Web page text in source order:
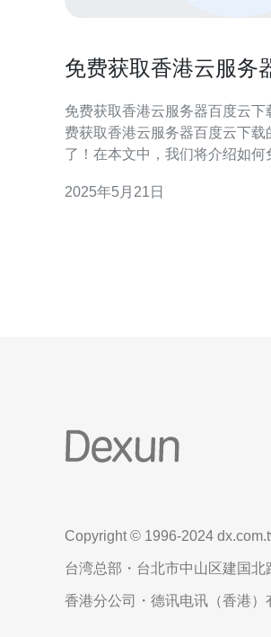
免费获取香港云服务
免费获取香港云服务器百度云下载 如果您正在寻
费获取香港云服务器百度云下
了！在本文中，我们将介绍如何
心，拥有优越的网络环境和稳定
2025年5月21日
Copyright © 1996-2024
台湾总部・台北市中山区建国北
香港分公司・德讯电讯（香港